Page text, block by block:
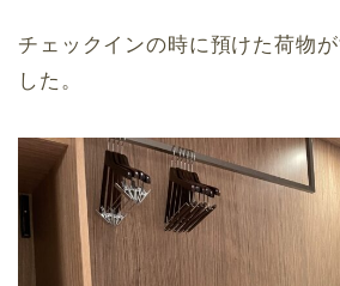
チェックインの時に預けた荷物
した。